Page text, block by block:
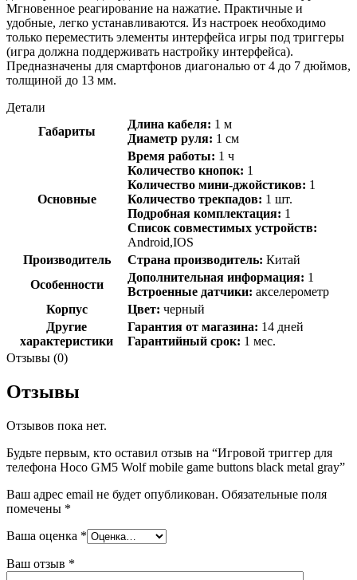
Мгновенное реагирование на нажатие. Практичные и
удобные, легко устанавливаются. Из настроек необходимо
только переместить элементы интерфейса игры под триггеры
(игра должна поддерживать настройку интерфейса).
Предназначены для смартфонов диагональю от 4 до 7 дюймов,
толщиной до 13 мм.
Детали
Габариты
Длина кабеля: 1 м
Диаметр руля: 1 см
Основные
Время работы: 1 ч
Количество кнопок: 1
Количество мини-джойстиков: 1
Количество трекпадов: 1 шт.
Подробная комплектация: 1
Список совместимых устройств:
Android,IOS
Производитель
Страна производитель: Китай
Особенности
Дополнительная информация: 1
Встроенные датчики: акселерометр
Корпус
Цвет: черный
Другие
характеристики
Гарантия от магазина: 14 дней
Гарантийный срок: 1 мес.
Отзывы (0)
Отзывы
Отзывов пока нет.
Будьте первым, кто оставил отзыв на “Игровой триггер для
телефона Hoco GM5 Wolf mobile game buttons black metal gray”
Ваш адрес email не будет опубликован. Обязательные поля
помечены *
Ваша оценка *
Ваш отзыв *